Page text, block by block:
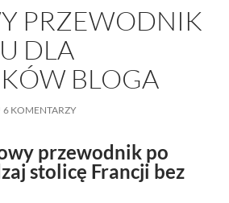
PRZEWODNIK
DLA
BLOGA
6 KOMENTARZY
przewodnik po
stolicę Francji bez